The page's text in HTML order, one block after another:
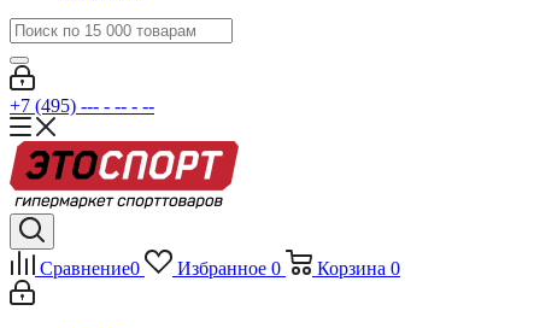
+7 (495) --- - -- - --
Сравнение0 Избранное 0 Корзина 0